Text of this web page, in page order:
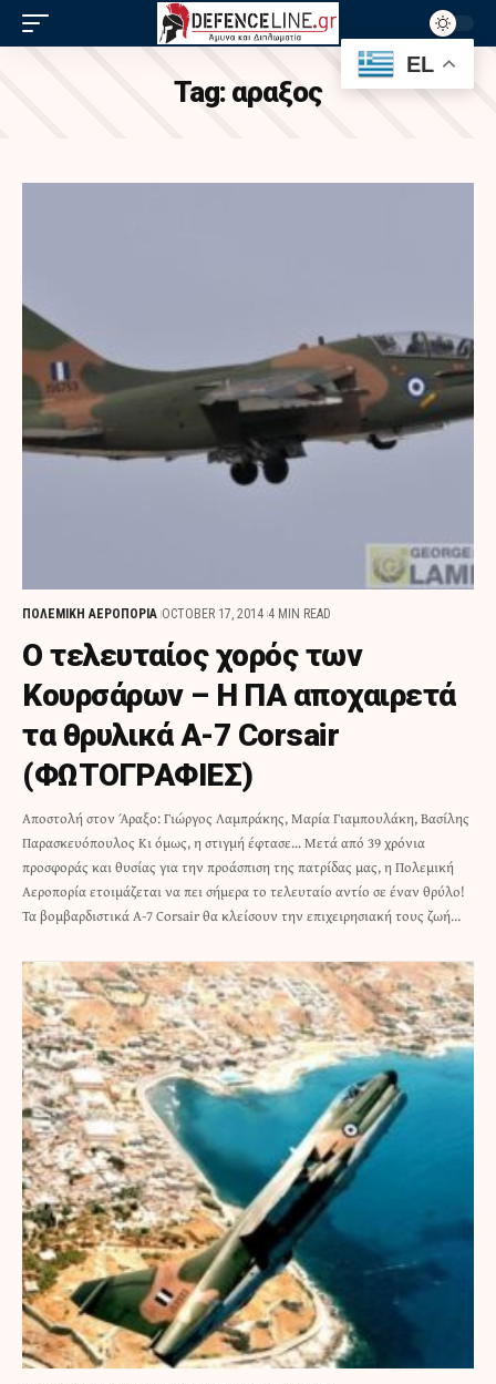
Tag: αραξος
ΠΟΛΕΜΙΚΗ ΑΕΡΟΠΟΡΙΑ OCTOBER 17, 2014 4 MIN READ
Ο τελευταίος χορός των
Κουρσάρων – Η ΠΑ αποχαιρετά
τα θρυλικά A-7 Corsair
(ΦΩΤΟΓΡΑΦΙΕΣ)
Αποστολή στον Άραξο: Γιώργος Λαμπράκης, Μαρία Γιαμπουλάκη, Βασίλης
Παρασκευόπουλος Κι όμως, η στιγμή έφτασε... Μετά από 39 χρόνια
προσφοράς και θυσίας για την προάσπιση της πατρίδας μας, η Πολεμική
Αεροπορία ετοιμάζεται να πει σήμερα το τελευταίο αντίο σε έναν θρύλο!
Τα βομβαρδιστικά A-7 Corsair θα κλείσουν την επιχειρησιακή τους ζωή…
EL